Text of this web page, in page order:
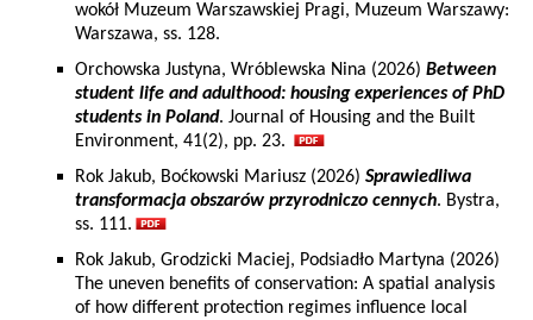
wokół Muzeum Warszawskiej Pragi, Muzeum Warszawy:
Warszawa, ss. 128.
Orchowska Justyna, Wróblewska Nina (2026) Between
student life and adulthood: housing experiences of PhD
students in Poland. Journal of Housing and the Built
Environment, 41(2), pp. 23.
Rok Jakub, Boćkowski Mariusz (2026) Sprawiedliwa
transformacja obszarów przyrodniczo cennych. Bystra,
ss. 111.
Rok Jakub, Grodzicki Maciej, Podsiadło Martyna (2026)
The uneven benefits of conservation: A spatial analysis
of how different protection regimes influence local